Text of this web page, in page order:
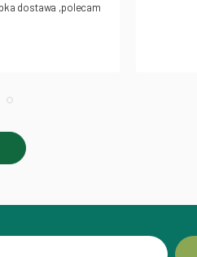
dostawa ,polecam